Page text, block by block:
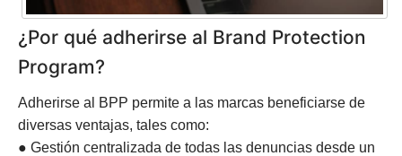
¿Por qué adherirse al Brand Protection
Program?
Adherirse al BPP permite a las marcas beneficiarse de
diversas ventajas, tales como:
● Gestión centralizada de todas las denuncias desde un